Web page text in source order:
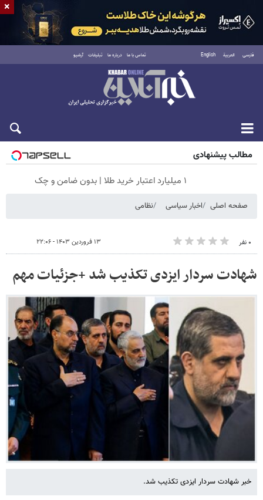
فارسی العربية English تماس با ما درباره ما تبلیغات آرشیو
جمعه ۱۶ مرداد ۱۴۰۵
مطالب پیشنهادی
۱ میلیارد اعتبار خرید طلا | بدون ضامن و چک
صفحه اصلی اخبار سیاسی نظامی
۰ نفر ۱۳ فروردین ۱۴۰۳ - ۲۲:۰۶
شهادت سردار ایزدی تکذیب شد +جزئیات مهم
خبر شهادت سردار ایزدی تکذیب شد.
×